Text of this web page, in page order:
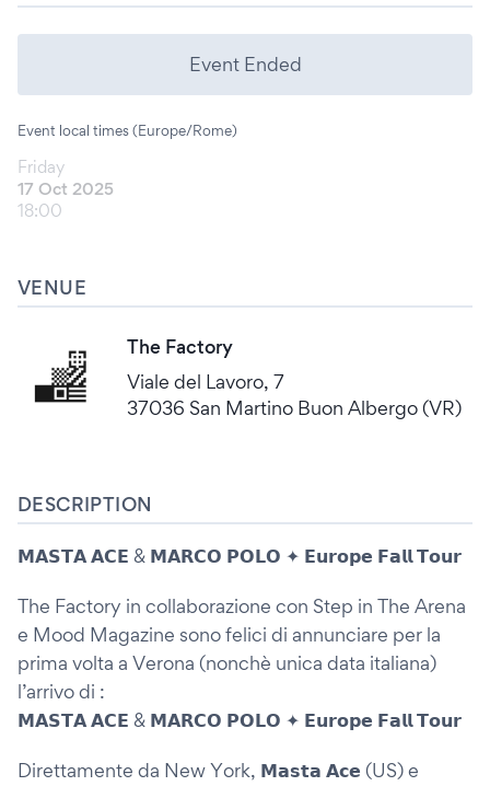
Event Ended
Event local times (Europe/Rome)
Friday
17 Oct 2025
18:00
VENUE
The Factory
Viale del Lavoro, 7
37036 San Martino Buon Albergo (VR)
DESCRIPTION
𝗠𝗔𝗦𝗧𝗔 𝗔𝗖𝗘 & 𝗠𝗔𝗥𝗖𝗢 𝗣𝗢𝗟𝗢 ✦ 𝗘𝘂𝗿𝗼𝗽𝗲 𝗙𝗮𝗹𝗹 𝗧𝗼𝘂𝗿
The Factory in collaborazione con Step in The Arena
e Mood Magazine sono felici di annunciare per la
prima volta a Verona (nonchè unica data italiana)
l’arrivo di :
𝗠𝗔𝗦𝗧𝗔 𝗔𝗖𝗘 & 𝗠𝗔𝗥𝗖𝗢 𝗣𝗢𝗟𝗢 ✦ 𝗘𝘂𝗿𝗼𝗽𝗲 𝗙𝗮𝗹𝗹 𝗧𝗼𝘂𝗿
Direttamente da New York, 𝗠𝗮𝘀𝘁𝗮 𝗔𝗰𝗲 (US) e